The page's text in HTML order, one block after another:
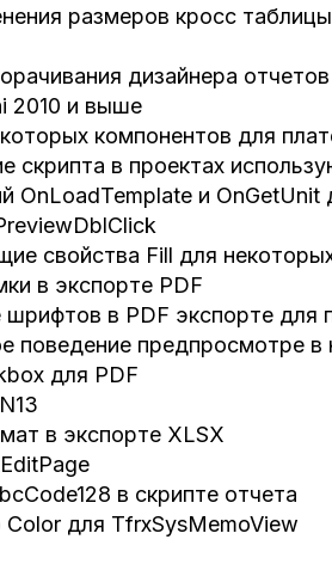
размеров кросс
дизайнера
2010 и выше
компонентов для
скрипта в проектах
OnLoadTemplate и OnGetUnit
свойства Fill для
в экспорте PDF
шрифтов в PDF экспорте для
поведение предпросмотре в
для PDF
в экспорте XLSX
в скрипте отчета
для TfrxSysMemoView